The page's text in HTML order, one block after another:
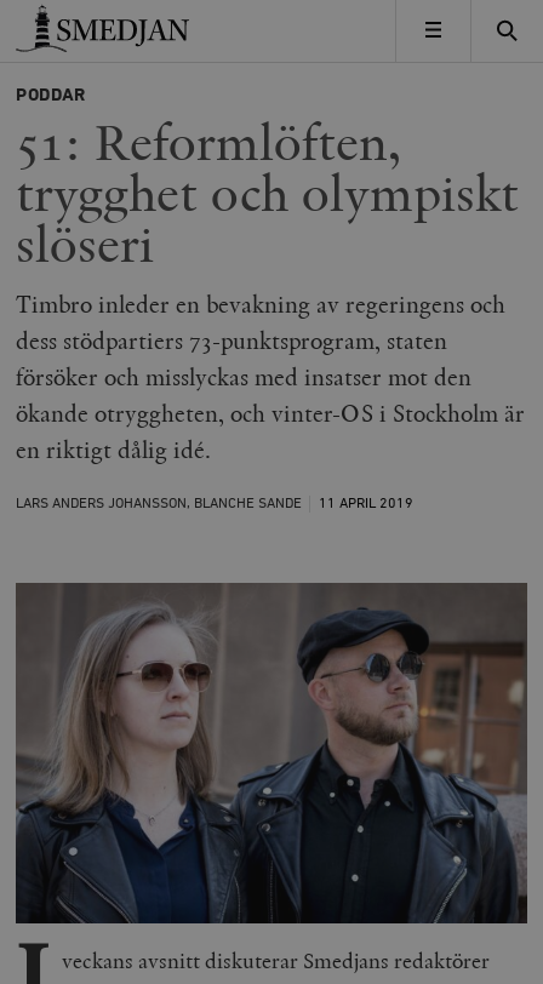
Timbro
MENY
PODDAR
51: Reformlöften,
trygghet och olympiskt
slöseri
Timbro inleder en bevakning av regeringens och
dess stödpartiers 73-punktsprogram, staten
försöker och misslyckas med insatser mot den
ökande otryggheten, och vinter-OS i Stockholm är
en riktigt dålig idé.
LARS ANDERS JOHANSSON, BLANCHE SANDE 11 APRIL 2019
veckans avsnitt diskuterar Smedjans redaktörer